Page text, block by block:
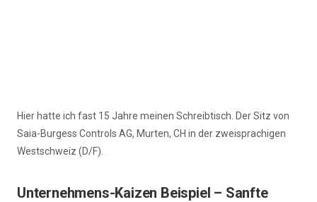
Hier hatte ich fast 15 Jahre meinen Schreibtisch. Der Sitz von
Saia-Burgess Controls AG, Murten, CH in der zweisprachigen
Westschweiz (D/F).
Unternehmens-Kaizen Beispiel – Sanfte